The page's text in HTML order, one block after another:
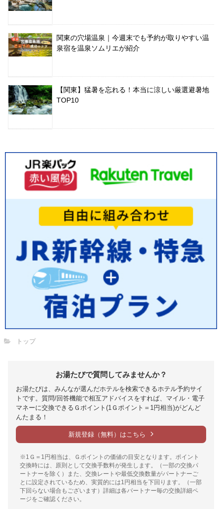
関東の穴場温泉｜今週末でも予約が取りやすい温
泉宿を温泉ソムリエが紹介
【関東】猛暑を忘れる！本当に涼しい厳選避暑地
TOP10
トップ
お湯たびで質問してみませんか？
お湯たびは、みんなが選んだホテルを検索できるホテル予約サイ
トです。質問/回答機能で相互アドバイスをすれば、マイル・電子
マネーに交換できるＧポイント(1Ｇポイント＝1円相当)がどんど
んたまる！
新規登録（無料）はこちら
※1Ｇ＝1円相当は、Ｇポイントの価値の目安となります。ポイント
交換時には、原則として交換手数料が発生します。（一部の交換パ
ートナーを除く）また、交換レートや最低交換数量がパートナーご
とに設定されているため、実質的には1円相当を下回ります。（一部
下回らない場合もございます）詳細は各パートナー毎の交換詳細ペ
ージをご確認ください。